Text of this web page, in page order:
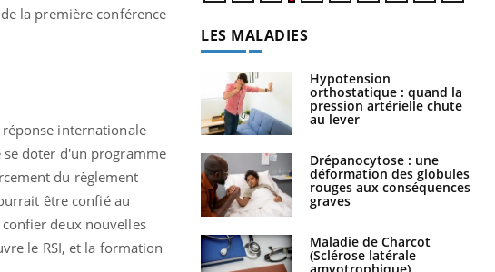
la première conférence
internationale
se doter d'un programme
du règlement
être confié au
deux nouvelles
le RSI, et la formation
LES MALADIES
Hypotension
orthostatique : quand la
pression artérielle chute
au lever
Drépanocytose : une
déformation des globules
rouges aux conséquences
graves
Maladie de Charcot
(Sclérose latérale
amyotrophique)